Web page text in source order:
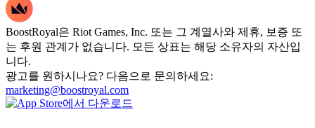
BoostRoyal은 Riot Games, Inc. 또는 그 계열사와 제휴, 보증 또
는 후원 관계가 없습니다. 모든 상표는 해당 소유자의 자산입
니다.
광고를 원하시나요? 다음으로 문의하세요:
marketing@boostroyal.com